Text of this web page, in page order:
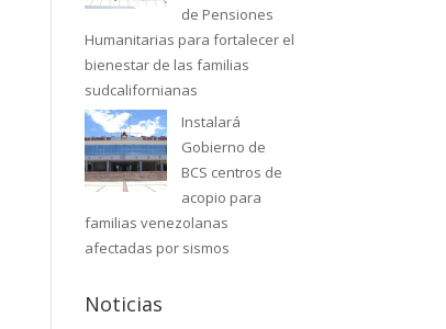
de Pensiones
Humanitarias para fortalecer el
bienestar de las familias
sudcalifornianas
Instalará
Gobierno de
BCS centros de
acopio para
familias venezolanas
afectadas por sismos
Noticias